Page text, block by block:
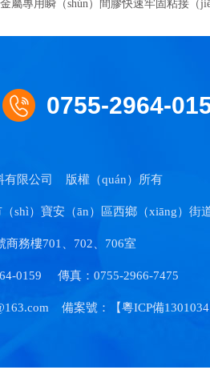
金屬專用瞬（shùn）間膠快速牢固粘接（
0755-2964-
限公司 版權（quán）所有
shì）寶安（ān）區西鄉（xiāng）街
商務樓701、702、706室
0159 傳真：0755-2966-7475
備案號：【粵ICP備